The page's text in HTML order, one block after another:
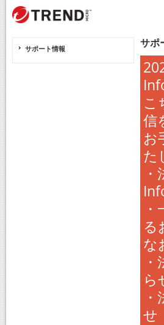
サポート情報 サポ
こ
信
お
た
る
な
ら
せ